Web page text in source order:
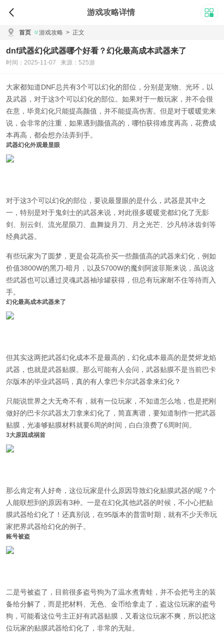
游戏攻略详情
首页 游戏攻略 > 正文
dnf武器幻化武器哪个好看？幻化最高成本武器来了
时间：2025-11-07 来源：525游
大家都知道DNF总共有3个可以幻化的部位，分别是宠物、光环，以
及武器，对于这3个可以幻化的部位。如果对于一般玩家，并不会很
在意，毕竟幻化只能提高颜值，并不能提高伤害。但是对于暖暖党来
说，会非常的注重，如果遇到颜值高的，哪怕获得难度再高，花费成
本再高，都会想办法弄到手。
武器幻化外观最显眼
对于这3个可以幻化的部位，要说最显眼的是什么，武器是其中之
一，特别是对于鬼剑士的武器来说， 对此很多暖暖党都幻化了无影
剑、别云剑、流光星陨刀、血舞旋月刀、月之光芒、沙凡特冰齿剑等
经典武器。
有些玩家为了圆梦，更是会花高价买一些颜值高的武器来幻化，例如
价值3800W的黑刀-暗月，以及5700W的魔剑阿波菲斯来说 ，虽说这
些武器也可以通过灵魂武器袖珍罐获得，但总有玩家耐不住等待而入
手。
幻化最高成本武器来了
但其实这两把武器幻化成本不是最高的， 幻化成本最高的是焚烬龙焰
武器，也就是武器贴膜。 那么可能有人会问，武器贴膜不是当前巴卡
尔版本的毕业武器吗，真的有人拿巴卡尔武器拿来幻化？
只能说世界之大无奇不有，就有一位玩家，不知道怎么地，也是把刚
做好的巴卡尔武器太刀拿来幻化了，简直离谱，要知道制作一把武器
贴膜，光凑够贴膜材料就要6周的时间，白白浪费了6周时间。
3大原因成祸首
那么肯定有人好奇，这位玩家是什么原因导致幻化贴膜武器的呢？个
人能联想到的原因有3种。 一是在幻化其他武器的时候，不小心把贴
膜武器给幻化了！还真别说，在95版本的普雷时期，就有不少天帝玩
家把界武器给幻化的例子。
账号被盗
二是号被盗了，目前很多盗号狗为了温水煮青蛙，并不会把号主的装
备给分解了，而是把材料、无色、金币给拿走了， 盗这位玩家的盗号
狗，可能看这位号主正好有武器贴膜，又看这位玩家不爽，所以把这
位玩家的贴膜武器给幻化了，非常的无耻。